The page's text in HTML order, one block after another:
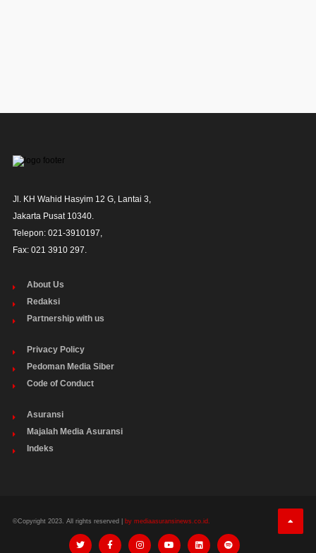
Jl. KH Wahid Hasyim 12 G, Lantai 3,
Jakarta Pusat 10340.
Telepon: 021-3910197,
Fax: 021 3910 297.
About Us
Redaksi
Partnership with us
Privacy Policy
Pedoman Media Siber
Code of Conduct
Asuransi
Majalah Media Asuransi
Indeks
©Copyright 2023. All rights reserved | by mediaasuransinews.co.id.